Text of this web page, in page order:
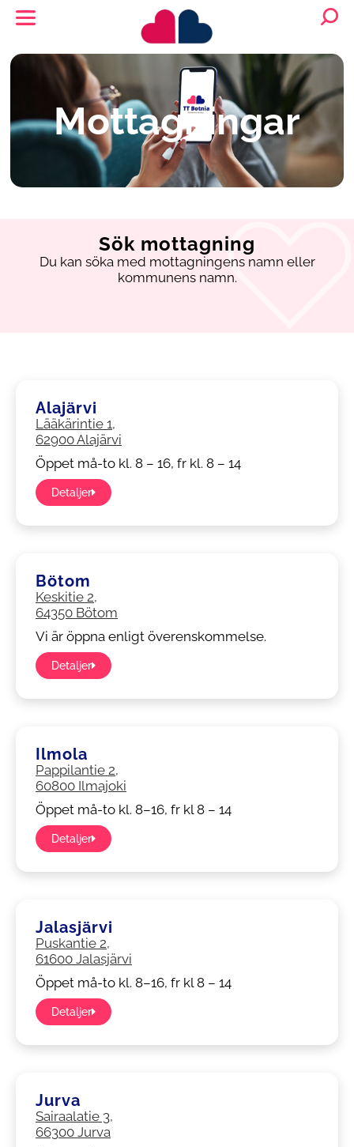
Mottagningar
Sök mottagning
Du kan söka med mottagningens namn eller
kommunens namn.
Alajärvi
Lääkärintie 1,
62900 Alajärvi
Öppet må-to kl. 8 – 16, fr kl. 8 – 14
Detaljer
Bötom
Keskitie 2,
64350 Bötom
Vi är öppna enligt överenskommelse.
Detaljer
Ilmola
Pappilantie 2,
60800 Ilmajoki
Öppet må-to kl. 8–16, fr kl 8 – 14
Detaljer
Jalasjärvi
Puskantie 2,
61600 Jalasjärvi
Öppet må-to kl. 8–16, fr kl 8 – 14
Detaljer
Jurva
Sairaalatie 3,
66300 Jurva